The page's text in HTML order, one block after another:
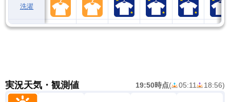
洗濯
実況天気・観測値 19:50時点( 05:11 18:56)